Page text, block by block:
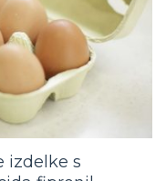
izdelke s